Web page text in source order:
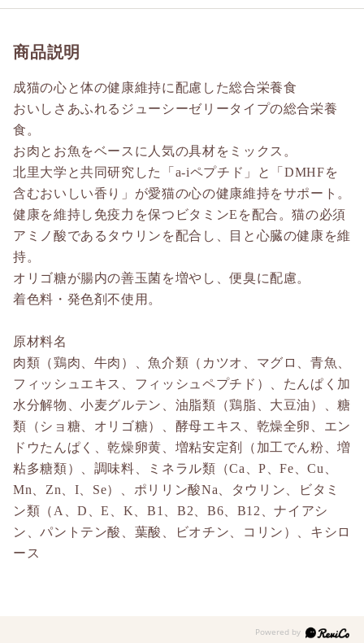
商品説明
成猫の心と体の健康維持に配慮した総合栄養食
おいしさあふれるジューシーゼリータイプの総合栄養
食。
お肉とお魚をベースに人気の具材をミックス。
北里大学と共同研究した「a-iペプチド」と「DMHFを
含むおいしい香り」が愛猫の心の健康維持をサポート。
健康を維持し免疫力を保つビタミンEを配合。猫の必須
アミノ酸であるタウリンを配合し、目と心臓の健康を維
持。
オリゴ糖が腸内の善玉菌を増やし、便臭に配慮。
着色料・発色剤不使用。
原材料名
肉類（鶏肉、牛肉）、魚介類（カツオ、マグロ、青魚、
フィッシュエキス、フィッシュペプチド）、たんぱく加
水分解物、小麦グルテン、油脂類（鶏脂、大豆油）、糖
類（ショ糖、オリゴ糖）、酵母エキス、乾燥全卵、エン
ドウたんぱく、乾燥卵黄、増粘安定剤（加工でん粉、増
粘多糖類）、調味料、ミネラル類（Ca、P、Fe、Cu、
Mn、Zn、I、Se）、ポリリン酸Na、タウリン、ビタミ
ン類（A、D、E、K、B1、B2、B6、B12、ナイアシ
ン、パントテン酸、葉酸、ビオチン、コリン）、キシロ
ース